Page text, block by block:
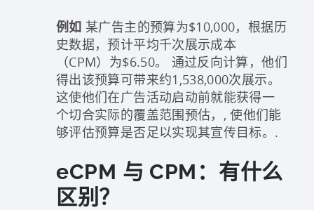
例如 某广告主的预算为$10,000，根据历
史数据，预计平均千次展示成本
（CPM）为$6.50。 通过反向计算，他们
得出该预算可带来约1,538,000次展示。
这使他们在广告活动启动前就能获得一
个切合实际的覆盖范围预估，,使他们能
够评估预算是否足以实现其宣传目标。.
eCPM 与 CPM：有什么
区别？